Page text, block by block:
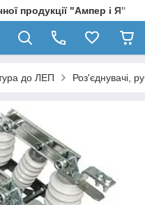
продукції "Ампер і Я"
до ЛЕП Роз'єднувачі,